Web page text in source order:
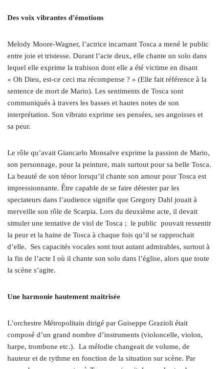
Des voix vibrantes d’émotions
Melody Moore-Wagner, l’actrice incarnant Tosca a mené le public
entre joie et tristesse. Durant l’acte deux, elle chante un solo dans
lequel elle exprime la trahison dont elle a été victime en disant
« Oh Dieu, est-ce ceci ma récompense ? » (Elle fait référence à la
sentence de mort de Mario). Les sentiments de Tosca sont
communiqués à travers les basses et hautes notes de son
interprétation. Son vibrato exprime ses pensées, ses angoisses et
sa peur.
Le rôle qu’avait Giancarlo Monsalve exprime la passion de Mario,
son personnage, pour la peinture, mais surtout pour sa belle Tosca.
La beauté de son ténor lorsqu’il chante son amour pour Tosca est
impressionnante. Être capable de se faire détester par les
spectateurs dans l’audience signifie que Gregory Dahl jouait à
merveille son rôle de Scarpia. Lors du deuxième acte, il devait
simuler une tentative de viol de Tosca ; le public pouvait ressentir
la peur et la haine de Tosca à chaque fois qu’il se rapprochait
d’elle.
Ses capacités vocales sont tout autant admirables, surtout à
la fin de l’acte I où il chante son solo dans l’église, alors que toute
la scène s’agite.
Une harmonie hautement maitrisée
L’orchestre Métropolitain dirigé par Guiseppe Grazioli était
composé d’un grand nombre d’instruments (violoncelle, violon,
harpe, trombone etc.). La mélodie changeait de volume, de
hauteur et de rythme en fonction de la situation sur scène. Par